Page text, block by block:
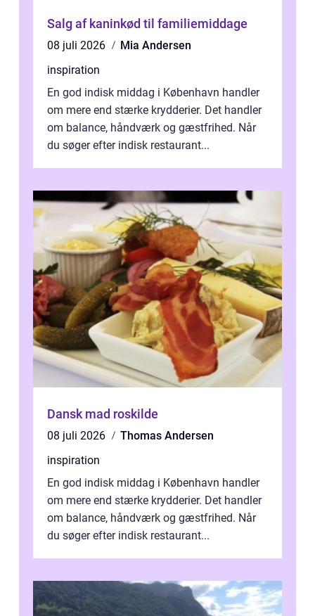
Salg af kaninkød til familiemiddage
08 juli 2026
Mia Andersen
inspiration
En god indisk middag i København handler
om mere end stærke krydderier. Det handler
om balance, håndværk og gæstfrihed. Når
du søger efter indisk restaurant...
Dansk mad roskilde
08 juli 2026
Thomas Andersen
inspiration
En god indisk middag i København handler
om mere end stærke krydderier. Det handler
om balance, håndværk og gæstfrihed. Når
du søger efter indisk restaurant...